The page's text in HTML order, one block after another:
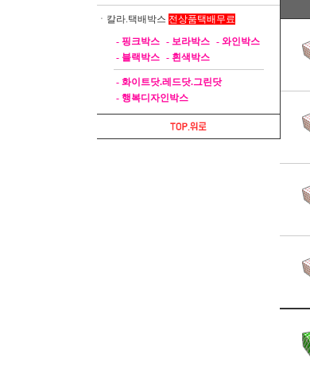
ㆍ칼라.택배박스 전상품택배무료
- 핑크박스 - 보라박스 - 와인박스
- 블랙박스 - 흰색박스
- 화이트닷.레드닷.그린닷
- 행복디자인박스